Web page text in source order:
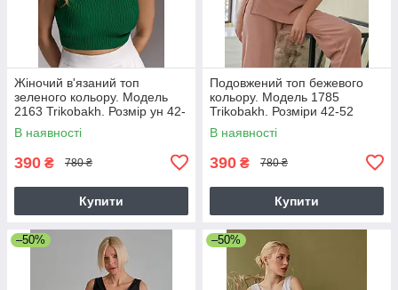
Жіночий в'язаний топ
зеленого кольору. Модель
2163 Trikobakh. Розмір ун 42-
46
В наявності
390 ₴ 780 ₴
Купити
Подовжений топ бежевого
кольору. Модель 1785
Trikobakh. Розміри 42-52
В наявності
390 ₴ 780 ₴
Купити
–50% –50%